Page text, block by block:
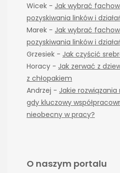
Wicek - Jak wybrać
pozyskiwania linków i
Marek - Jak wybrać
pozyskiwania linków i
Grzesiek - Jak czyścić
Horacy - Jak zerwać z
z chłopakiem
Andrzej - Jakie
gdy kluczowy
nieobecny w pracy?
O naszym portalu